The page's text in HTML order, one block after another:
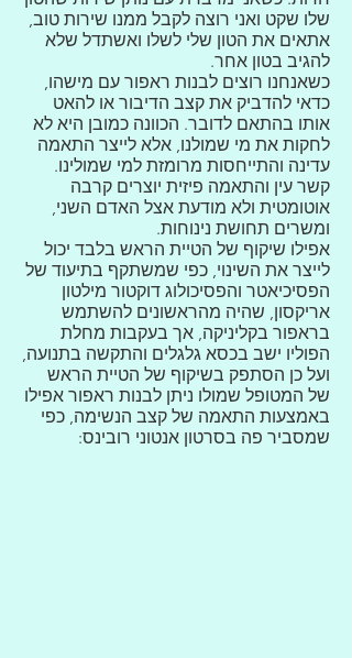
שלו שקט ואני רוצה לקבל ממנו שירות טוב,
אתאים את הטון שלי לשלו ואשתדל שלא
להגיב בטון אחר.
כשאנחנו רוצים לבנות ראפור עם מישהו,
כדאי להדביק את קצב הדיבור או להאט
אותו בהתאם לדובר. הכוונה כמובן היא לא
לחקות את מי שמולנו, אלא לייצר התאמה
עדינה והתייחסות מרומזת למי שמולינו.
קשר עין והתאמה פיזית יוצרים קרבה
אוטומטית ולא מודעת אצל האדם השני,
ומשרים תחושת נינוחות.
אפילו שיקוף של הטיית הראש בלבד יכול
לייצר את השינוי, כפי שמשתקף בתיעוד של
הפסיכיאטר והפסיכולוג דוקטור מילטון
אריקסון, שהיה מהראשונים להשתמש
בראפור בקליניקה, אך בעקבות מחלת
הפוליו ישב בכסא גלגלים והתקשה בתנועה,
ועל כן הסתפק בשיקוף של הטיית הראש
של המטופל שמולו ניתן לבנות ראפור אפילו
באמצעות התאמה של קצב הנשימה, כפי
שמסביר פה בסרטון אנטוני רובינס: